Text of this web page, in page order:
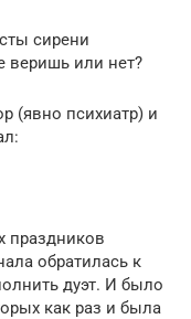
сирени
веришь или нет?
(явно психиатр) и
праздников
обратилась к
дуэт. И было
как раз и была